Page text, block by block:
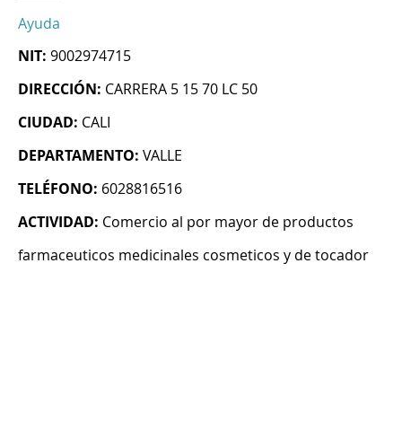
Ayuda
NIT: 9002974715
DIRECCIÓN: CARRERA 5 15 70 LC 50
CIUDAD: CALI
DEPARTAMENTO: VALLE
TELÉFONO: 6028816516
ACTIVIDAD: Comercio al por mayor de productos
farmaceuticos medicinales cosmeticos y de tocador